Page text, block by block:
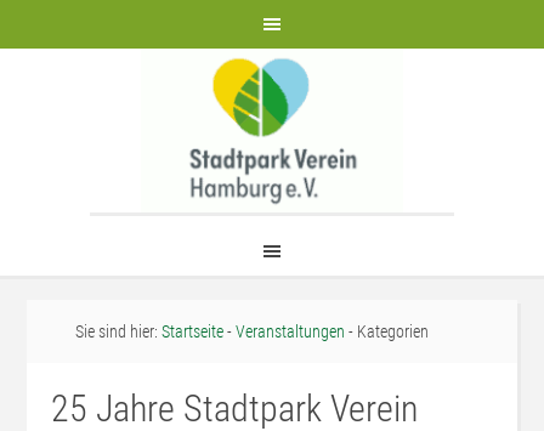
Sie sind hier:Startseite-Veranstaltungen - Kategorien
25 Jahre Stadtpark Verein